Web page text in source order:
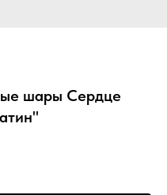
шары Сердце